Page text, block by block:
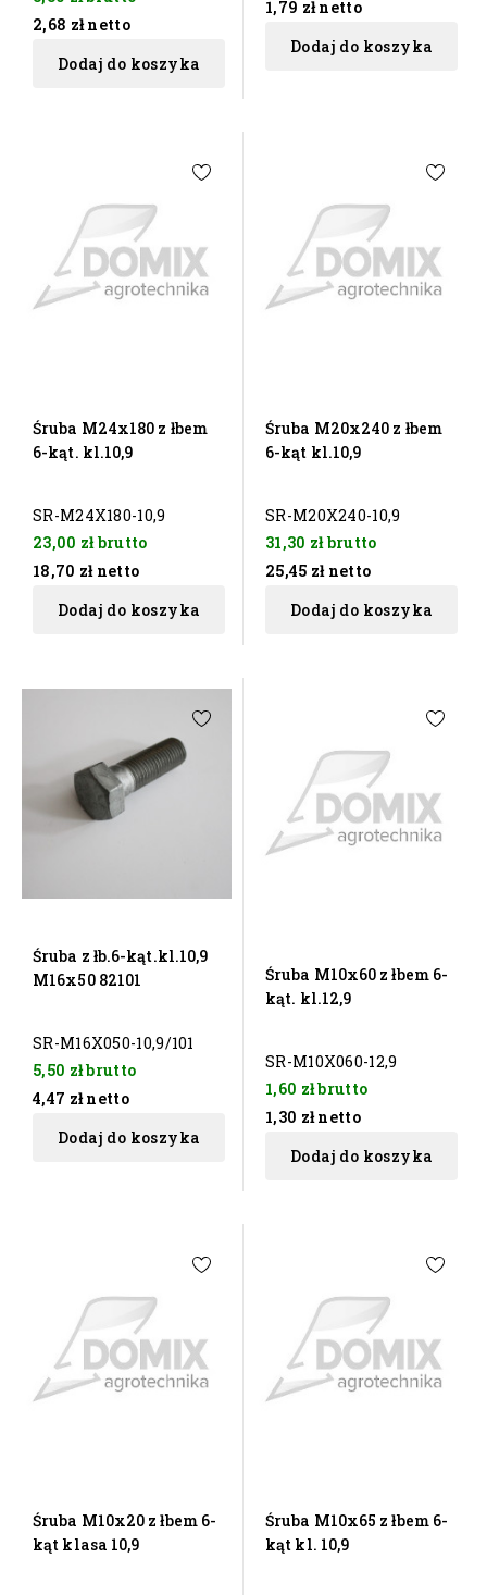
2,68 zł netto
Dodaj do koszyka
1,79 zł netto
Dodaj do koszyka
Śruba M24x180 z łbem
6-kąt. kl.10,9
SR-M24X180-10,9
23,00 złbrutto
18,70 zł netto
Dodaj do koszyka
Śruba M20x240 z łbem
6-kąt kl.10,9
SR-M20X240-10,9
31,30 złbrutto
25,45 zł netto
Dodaj do koszyka
Śruba z łb.6-kąt.kl.10,9
M16x50 82101
SR-M16X050-10,9/101
5,50 złbrutto
4,47 zł netto
Dodaj do koszyka
Śruba M10x60 z łbem 6-
kąt. kl.12,9
SR-M10X060-12,9
1,60 złbrutto
1,30 zł netto
Dodaj do koszyka
Śruba M10x20 z łbem 6-
kąt klasa 10,9
Śruba M10x65 z łbem 6-
kąt kl. 10,9